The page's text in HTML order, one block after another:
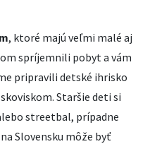
, ktoré majú veľmi malé aj
spríjemnili pobyt a vám
pripravili detské ihrisko
Staršie deti si
streetbal, prípadne
Slovensku môže byť